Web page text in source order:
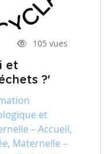
105 vues
et
?'
et
– Accueil,
Maternelle –